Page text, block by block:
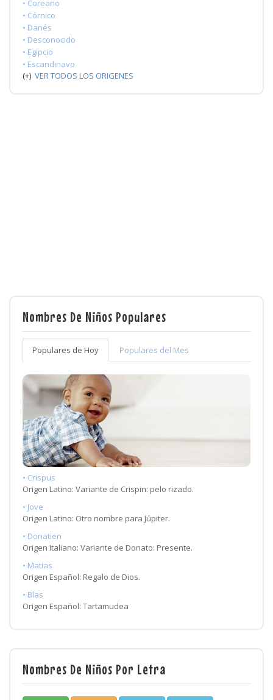
• Coreano
• Córnico
• Danés
• Desconocido
• Egipcio
• Escandinavo
(+) VER TODOS LOS ORIGENES
Nombres De Niños Populares
Populares de Hoy Populares del Mes
• Crispus
Origen Latino: Variante de Crispin: pelo rizado.
• Jove
Origen Latino: Otro nombre para Júpiter.
• Donatien
Origen Italiano: Variante de Donato: Presente.
• Matias
Origen Español: Regalo de Dios.
• Blas
Origen Español: Tartamudea
Nombres De Niños Por Letra